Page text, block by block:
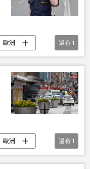
歐洲
還有 1
歐洲
還有 1